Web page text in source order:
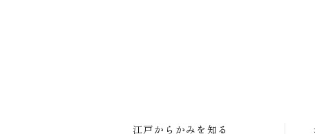
江戸からかみを知る